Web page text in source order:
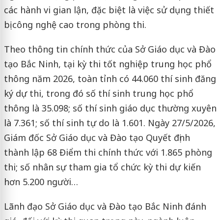
các hành vi gian lận, đặc biệt là việc sử dụng thiết
bị công nghệ cao trong phòng thi.
Theo thông tin chính thức của Sở Giáo dục và Đào
tạo Bắc Ninh, tại kỳ thi tốt nghiệp trung học phổ
thông năm 2026, toàn tỉnh có 44.060 thí sinh đăng
ký dự thi, trong đó số thí sinh trung học phổ
thông là 35.098; số thí sinh giáo dục thường xuyên
là 7.361; số thí sinh tự do là 1.601. Ngày 27/5/2026,
Giám đốc Sở Giáo dục và Đào tạo Quyết định
thành lập 68 Điểm thi chính thức với 1.865 phòng
thi; số nhân sự tham gia tổ chức kỳ thi dự kiến
hơn 5.200 người…
Lãnh đạo Sở Giáo dục và Đào tạo Bắc Ninh đánh